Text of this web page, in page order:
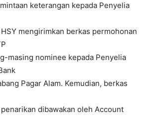
keterangan kepada Penyelia
mengirimkan berkas permohonan
masing nominee kepada Penyelia
Pagar Alam. Kemudian, berkas
dibawakan oleh Account